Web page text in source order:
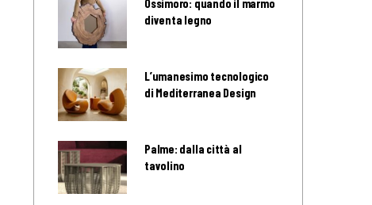
Ossimoro: quando il marmo
diventa legno
L’umanesimo tecnologico
di Mediterranea Design
Palme: dalla città al
tavolino